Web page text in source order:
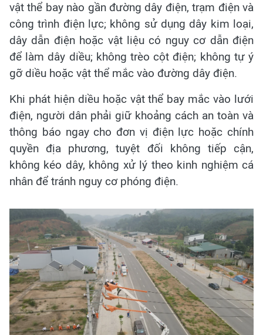
vật thể bay nào gần đường dây điện, trạm điện và
công trình điện lực; không sử dụng dây kim loại,
dây dẫn điện hoặc vật liệu có nguy cơ dẫn điện
để làm dây diều; không trèo cột điện; không tự ý
gỡ diều hoặc vật thể mắc vào đường dây điện.
Khi phát hiện diều hoặc vật thể bay mắc vào lưới
điện, người dân phải giữ khoảng cách an toàn và
thông báo ngay cho đơn vị điện lực hoặc chính
quyền địa phương, tuyệt đối không tiếp cận,
không kéo dây, không xử lý theo kinh nghiệm cá
nhân để tránh nguy cơ phóng điện.